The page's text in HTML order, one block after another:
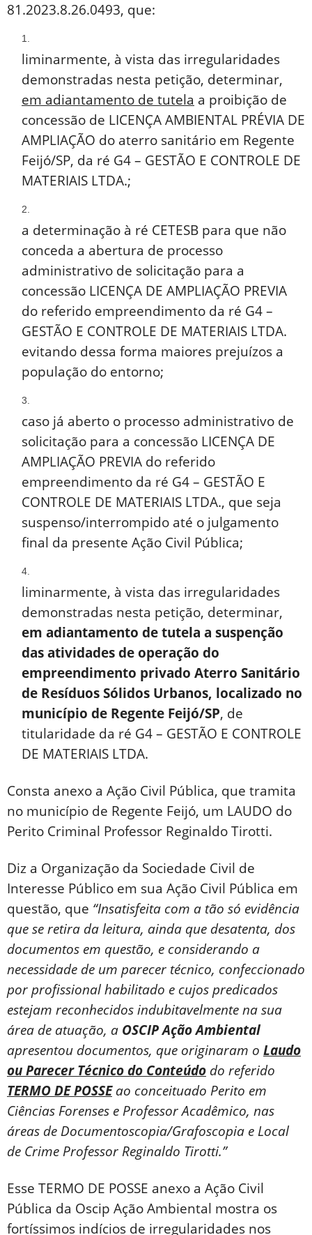
81.2023.8.26.0493, que:
liminarmente, à vista das irregularidades
demonstradas nesta petição, determinar,
em adiantamento de tutela a proibição de
concessão de LICENÇA AMBIENTAL PRÉVIA DE
AMPLIAÇÃO do aterro sanitário em Regente
Feijó/SP, da ré G4 – GESTÃO E CONTROLE DE
MATERIAIS LTDA.;
a determinação à ré CETESB para que não
conceda a abertura de processo
administrativo de solicitação para a
concessão LICENÇA DE AMPLIAÇÃO PREVIA
do referido empreendimento da ré G4 –
GESTÃO E CONTROLE DE MATERIAIS LTDA.
evitando dessa forma maiores prejuízos a
população do entorno;
caso já aberto o processo administrativo de
solicitação para a concessão LICENÇA DE
AMPLIAÇÃO PREVIA do referido
empreendimento da ré G4 – GESTÃO E
CONTROLE DE MATERIAIS LTDA., que seja
suspenso/interrompido até o julgamento
final da presente Ação Civil Pública;
liminarmente, à vista das irregularidades
demonstradas nesta petição, determinar,
em adiantamento de tutela a suspenção
das atividades de operação do
empreendimento privado Aterro Sanitário
de Resíduos Sólidos Urbanos, localizado no
município de Regente Feijó/SP, de
titularidade da ré G4 – GESTÃO E CONTROLE
DE MATERIAIS LTDA.
Consta anexo a Ação Civil Pública, que tramita
no município de Regente Feijó, um LAUDO do
Perito Criminal Professor Reginaldo Tirotti.
Diz a Organização da Sociedade Civil de
Interesse Público em sua Ação Civil Pública em
questão, que “Insatisfeita com a tão só evidência
que se retira da leitura, ainda que desatenta, dos
documentos em questão, e considerando a
necessidade de um parecer técnico, confeccionado
por profissional habilitado e cujos predicados
estejam reconhecidos indubitavelmente na sua
área de atuação, a OSCIP Ação Ambiental
apresentou documentos, que originaram o Laudo
ou Parecer Técnico do Conteúdo do referido
TERMO DE POSSEao conceituado Perito em
Ciências Forenses e Professor Acadêmico, nas
áreas de Documentoscopia/Grafoscopia e Local
de Crime Professor Reginaldo Tirotti.”
Esse TERMO DE POSSE anexo a Ação Civil
Pública da Oscip Ação Ambiental mostra os
fortíssimos indícios de irregularidades nos